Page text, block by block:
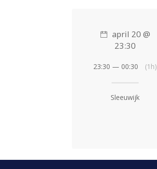
april 20 @
23:30
23:30 — 00:30 (1h)
Sleeuwijk